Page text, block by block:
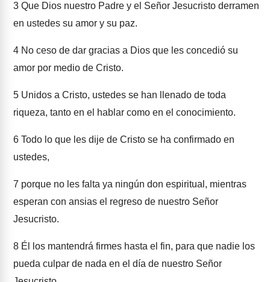
3 Que Dios nuestro Padre y el Señor Jesucristo derramen
en ustedes su amor y su paz.
4 No ceso de dar gracias a Dios que les concedió su
amor por medio de Cristo.
5 Unidos a Cristo, ustedes se han llenado de toda
riqueza, tanto en el hablar como en el conocimiento.
6 Todo lo que les dije de Cristo se ha confirmado en
ustedes,
7 porque no les falta ya ningún don espiritual, mientras
esperan con ansias el regreso de nuestro Señor
Jesucristo.
8 Él los mantendrá firmes hasta el fin, para que nadie los
pueda culpar de nada en el día de nuestro Señor